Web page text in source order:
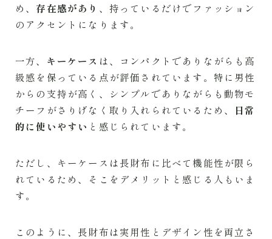
め、 存在感があり 、持っているだけでファッション
のアクセントになります。
一方、 キーケース は、コンパクトでありながらも高
級感を保っている点が評価されています。特に男性
からの支持が高く、シンプルでありながらも動物モ
チーフがさりげなく取り入れられているため、
日常
的に使いやすい と感じられています。
ただし、キーケースは長財布に比べて機能性が限ら
れているため、そこをデメリットと感じる人もいま
す。
このように、長財布は実用性とデザイン性を両立さ